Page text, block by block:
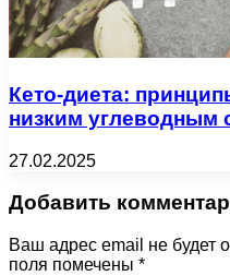
Кето-диета:
низким углеводным
27.02.2025
Добавить
Ваш адрес email не будет
поля помечены *